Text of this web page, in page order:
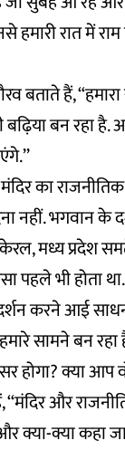
रात में राम
बताते हैं,
बढ़िया बन रहा
का
नहीं. भगवान के
केरल, मध्य
पहले भी होता
करने आई
सामने बन
होगा? क्या आप
‘‘मंदिर और
क्या-क्या कहा